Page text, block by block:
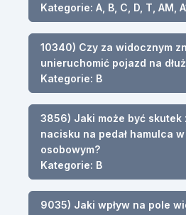
Kategorie: A, B, C, D, T, AM,
10340) Czy za widocznym
unieruchomić pojazd na
Kategorie: B
3856) Jaki może być skutek
nacisku na pedał hamulca
osobowym?
Kategorie: B
9035) Jaki wpływ na pole